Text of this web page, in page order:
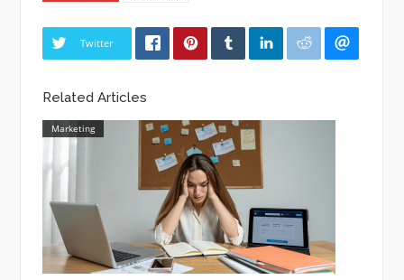
Twitter
Related Articles
Marketing